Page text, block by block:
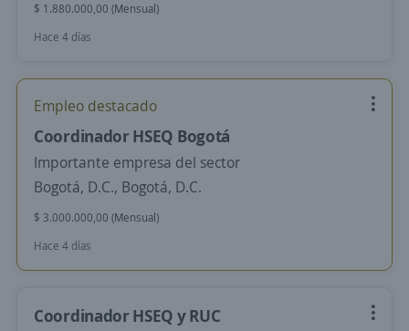
$ 1.880.000,00 (Mensual)
Hace 4 días
Empleo destacado
Coordinador HSEQ Bogotá
Importante empresa del sector
Bogotá, D.C., Bogotá, D.C.
$ 3.000.000,00 (Mensual)
Hace 4 días
Coordinador HSEQ y RUC